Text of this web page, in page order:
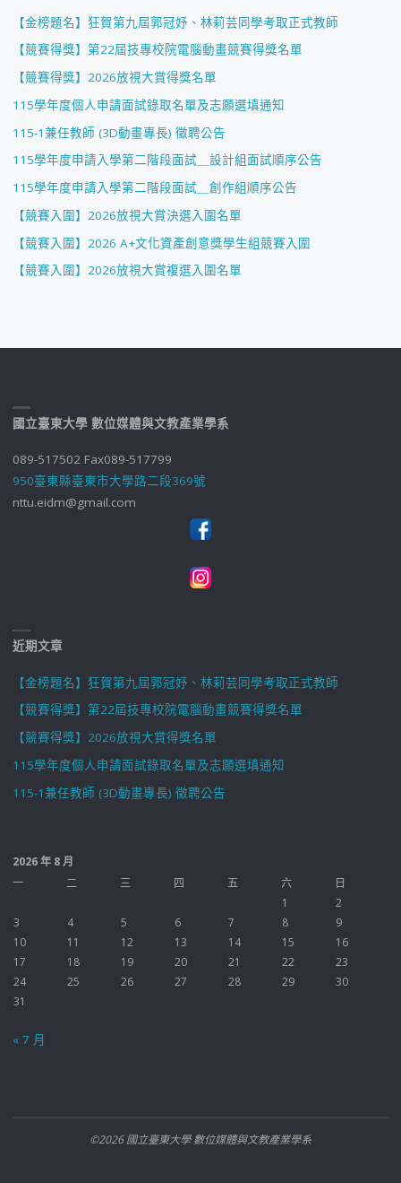
【金榜題名】狂賀第九屆郭冠妤、林莉芸同學考取正式教師
【競賽得獎】第22屆技專校院電腦動畫競賽得獎名單
【競賽得獎】2026放視大賞得獎名單
115學年度個人申請面試錄取名單及志願選填通知
115-1兼任教師 (3D動畫專長) 徵聘公告
115學年度申請入學第二階段面試＿設計組面試順序公告
115學年度申請入學第二階段面試＿創作組順序公告
【競賽入圍】2026放視大賞決選入圍名單
【競賽入圍】2026 A+文化資產創意獎學生組競賽入圍
【競賽入圍】2026放視大賞複選入圍名單
國立臺東大學 數位媒體與文教產業學系
089-517502 Fax089-517799
950臺東縣臺東市大學路二段369號
nttu.eidm@gmail.com
近期文章
【金榜題名】狂賀第九屆郭冠妤、林莉芸同學考取正式教師
【競賽得獎】第22屆技專校院電腦動畫競賽得獎名單
【競賽得獎】2026放視大賞得獎名單
115學年度個人申請面試錄取名單及志願選填通知
115-1兼任教師 (3D動畫專長) 徵聘公告
2026 年 8 月
一
二 三 四 五 六
日
1
2
3
4 5 6 7 8
9
10
11 12 13 14 15
16
17
18 19 20 21 22
23
24
25 26 27 28 29
30
31
« 7 月
©2026 國立臺東大學 數位媒體與文教產業學系